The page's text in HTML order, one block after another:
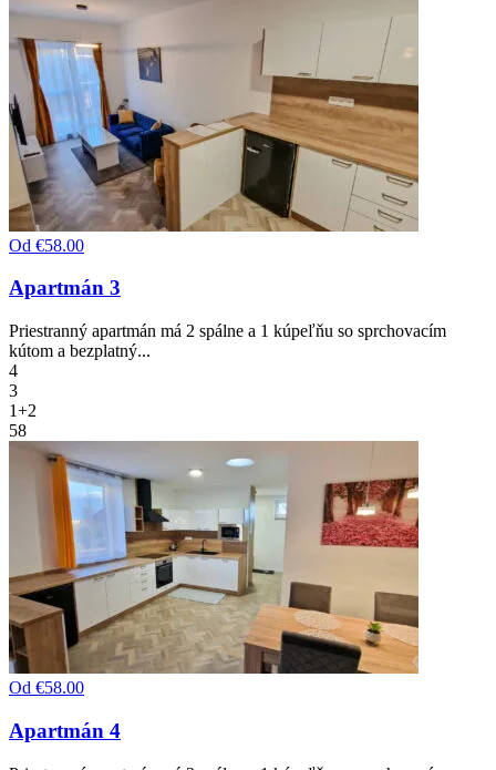
Od €58.00
Apartmán 3
Priestranný apartmán má 2 spálne a 1 kúpeľňu so sprchovacím
kútom a bezplatný...
4
3
1+2
58
Od €58.00
Apartmán 4